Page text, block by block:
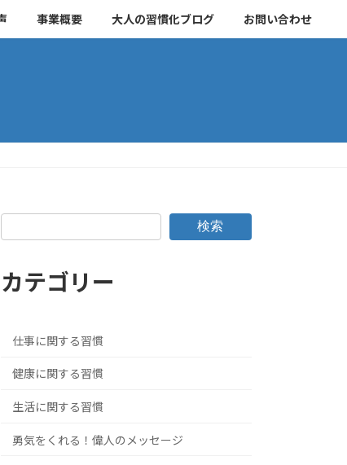
事業概要 大人の習慣化ブログ お問い合わせ
検索
カテゴリー
仕事に関する習慣
健康に関する習慣
生活に関する習慣
勇気をくれる！偉人のメッセージ